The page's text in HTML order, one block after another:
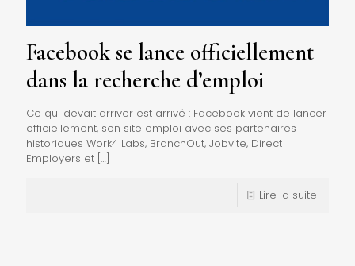
Facebook se lance officiellement
dans la recherche d’emploi
Ce qui devait arriver est arrivé : Facebook vient de lancer
officiellement, son site emploi avec ses partenaires
historiques Work4 Labs, BranchOut, Jobvite, Direct
Employers et […]
Lire la suite